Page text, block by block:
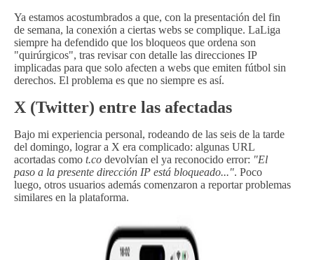
Ya estamos acostumbrados a que, con la presentación del fin
de semana, la conexión a ciertas webs se complique. LaLiga
siempre ha defendido que los bloqueos que ordena son
"quirúrgicos", tras revisar con detalle las direcciones IP
implicadas para que solo afecten a webs que emiten fútbol sin
derechos. El problema es que no siempre es así.
X (Twitter) entre las afectadas
Bajo mi experiencia personal, rodeando de las seis de la tarde
del domingo, lograr a X era complicado: algunas URL
acortadas como t.co devolvían el ya reconocido error: "El
paso a la presente dirección IP está bloqueado...". Poco
luego, otros usuarios además comenzaron a reportar problemas
similares en la plataforma.